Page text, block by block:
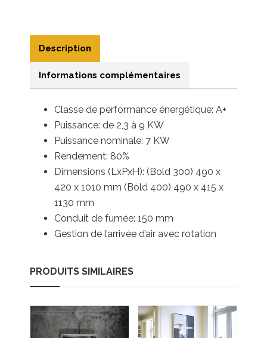
Description
Informations complémentaires
Classe de performance énergétique: A+
Puissance: de 2,3 à 9 KW
Puissance nominale: 7 KW
Rendement: 80%
Dimensions (LxPxH): (Bold 300) 490 x
420 x 1010 mm (Bold 400) 490 x 415 x
1130 mm
Conduit de fumée: 150 mm
Gestion de l’arrivée d’air avec rotation
PRODUITS SIMILAIRES